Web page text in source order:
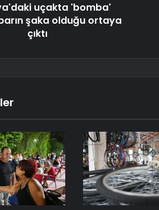
uçakta 'bomba'
şaka olduğu ortaya
çıktı